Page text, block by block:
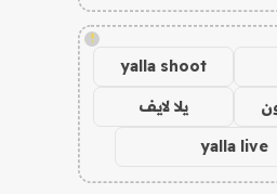
!
yalla shoot
يلا لايف
yalla live